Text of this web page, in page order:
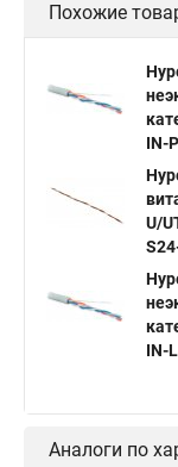
Похожие
IN-
U/
IN-
Аналоги по